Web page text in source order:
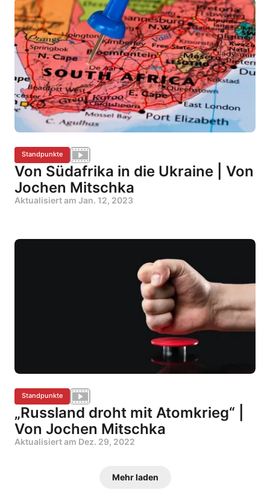
Standpunkte
Von Südafrika in die Ukraine | Von
Jochen Mitschka
Aktualisiert am Jan. 12, 2023
Standpunkte
„Russland droht mit Atomkrieg“ |
Von Jochen Mitschka
Aktualisiert am Dez. 29, 2022
Mehr laden